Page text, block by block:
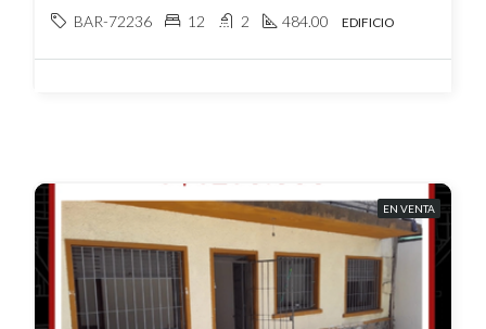
BAR-72236 12 2 484.00 EDIFICIO
EN VENTA